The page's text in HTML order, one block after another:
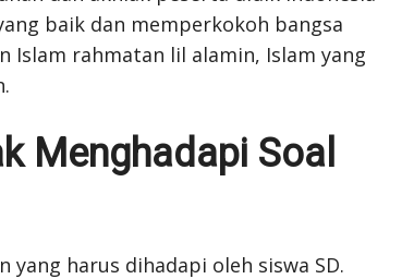
baik dan memperkokoh bangsa
Islam rahmatan lil alamin, Islam yang
Menghadapi Soal
yang harus dihadapi oleh siswa SD.